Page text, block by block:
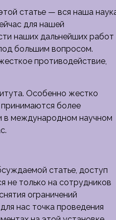
статье — вся наша
для нашей
наших дальнейших работ
большим вопросом.
противодействие,
Особенно жестко
принимаются более
в международном научном
статье, доступ
не только на сотрудников
ограничений
нас точка проведения